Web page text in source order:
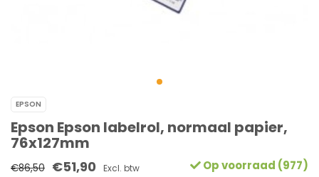
EPSON
Epson Epson labelrol, normaal papier,
76x127mm
€86,50 €51,90 Excl. btw Op voorraad (977)